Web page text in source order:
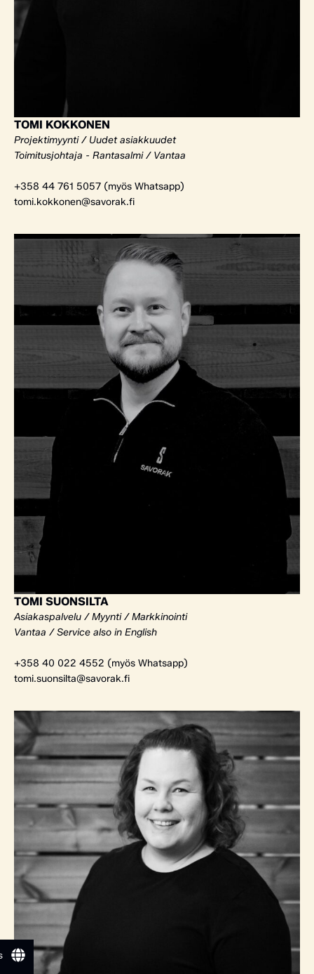
TOMI KOKKONEN
Projektimyynti / Uudet asiakkuudet
Toimitusjohtaja - Rantasalmi / Vantaa
+358 44 761 5057 (myös Whatsapp)
tomi.kokkonen@savorak.fi
TOMI SUONSILTA
Asiakaspalvelu / Myynti / Markkinointi
Vantaa / Service also in English
+358 40 022 4552 (myös Whatsapp)
tomi.suonsilta@savorak.fi